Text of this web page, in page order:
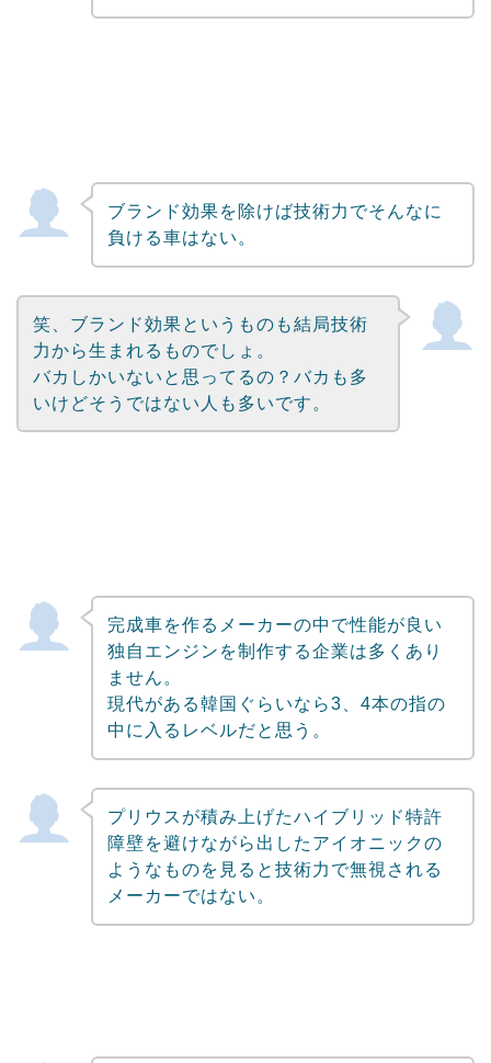
ブランド効果を除けば技術力でそんなに
負ける車はない。
笑、ブランド効果というものも結局技術
力から生まれるものでしょ。
バカしかいないと思ってるの？バカも多
いけどそうではない人も多いです。
完成車を作るメーカーの中で性能が良い
独自エンジンを制作する企業は多くあり
ません。
現代がある韓国ぐらいなら3、4本の指の
中に入るレベルだと思う。
プリウスが積み上げたハイブリッド特許
障壁を避けながら出したアイオニックの
ようなものを見ると技術力で無視される
メーカーではない。